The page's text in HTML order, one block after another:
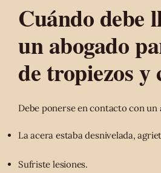
Cuándo debe
un abogado
de tropiezos y
Debe ponerse en contacto con un
La acera estaba desnivelada,
Sufriste lesiones.